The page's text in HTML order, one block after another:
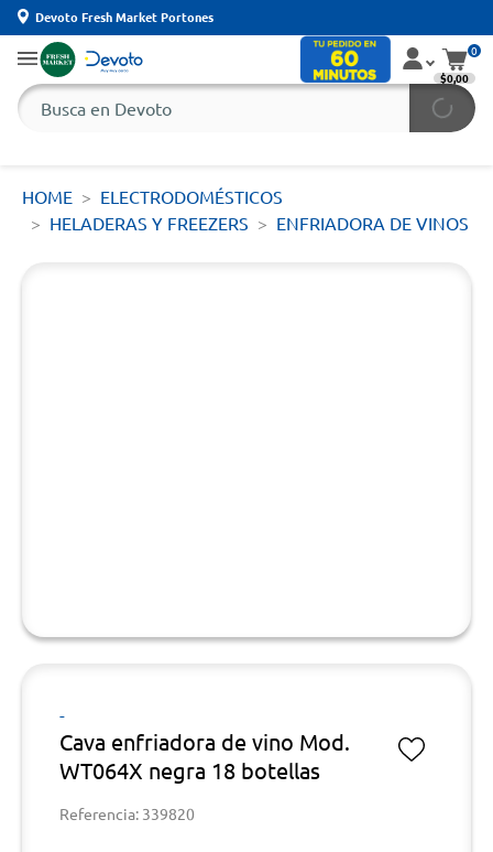
Devoto Fresh Market Portones
0
$0,00
HOME
ELECTRODOMÉSTICOS
HELADERAS Y FREEZERS
ENFRIADORA DE VINOS
-
Cava enfriadora de vino Mod.
WT064X negra 18 botellas
Referencia: 339820